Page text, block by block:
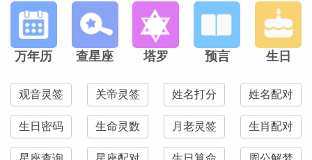
万年历 查星座 塔罗 预言 生日
观音灵签 关帝灵签 姓名打分 姓名配对
生日密码 生命灵数 月老灵签 生肖配对